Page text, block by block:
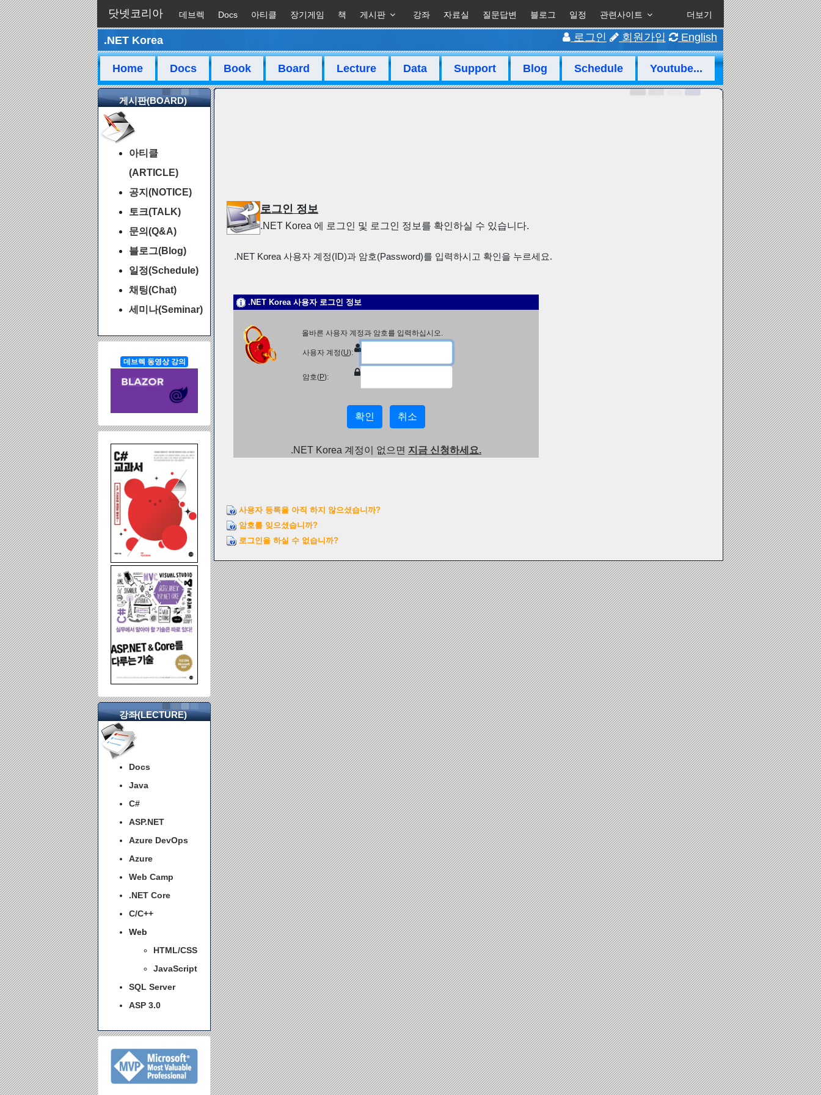
닷넷코리아 데브렉 Docs 아티클 장기게임 책 게시판 강좌 자료실 질문답변 블로그 일정 관련사이트 더보기
.NET Korea 로그인 회원가입 English
Home Docs Book Board Lecture Data Support Blog Schedule Youtube...
게시판(BOARD)
아티클
(ARTICLE)
공지(NOTICE)
토크(TALK)
문의(Q&A)
블로그(Blog)
일정(Schedule)
채팅(Chat)
세미나(Seminar)
데브렉 동영상 강의
강좌(LECTURE)
Docs
Java
C#
ASP.NET
Azure DevOps
Azure
Web Camp
.NET Core
C/C++
Web
HTML/CSS
JavaScript
SQL Server
ASP 3.0
로그인 정보
.NET Korea 에 로그인 및 로그인 정보를 확인하실 수 있습니다.
.NET Korea 사용자 계정(ID)과 암호(Password)를 입력하시고 확인을 누르세요.
.NET Korea 사용자 로그인 정보
올바른 사용자 계정과 암호를 입력하십시오.
사용자 계정(U):
암호(P):
.NET Korea 계정이 없으면 지금 신청하세요.
사용자 등록을 아직 하지 않으셨습니까?
암호를 잊으셨습니까?
로그인을 하실 수 없습니까?